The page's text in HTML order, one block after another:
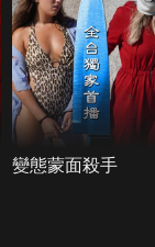
變態蒙面殺手